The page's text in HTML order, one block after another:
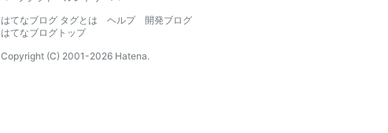
はてなブログ タグとは
ヘルプ
開発ブログ
はてなブログトップ
Copyright (C) 2001-2026 Hatena.